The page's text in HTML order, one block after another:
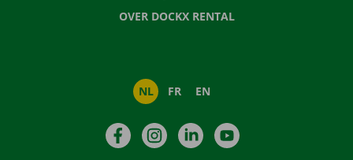
OVER DOCKX RENTAL
NL FR EN
FacebookInstagramLinkedIn